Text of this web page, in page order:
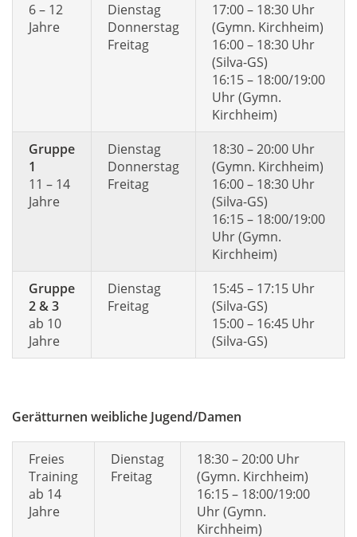
6 – 12
Jahre
Dienstag
Donnerstag
Freitag
17:00 – 18:30 Uhr
(Gymn. Kirchheim)
16:00 – 18:30 Uhr
(Silva-GS)
16:15 – 18:00/19:00
Uhr (Gymn.
Kirchheim)
Gruppe
1
11 – 14
Jahre
Dienstag
Donnerstag
Freitag
18:30 – 20:00 Uhr
(Gymn. Kirchheim)
16:00 – 18:30 Uhr
(Silva-GS)
16:15 – 18:00/19:00
Uhr (Gymn.
Kirchheim)
Gruppe
2 & 3
ab 10
Jahre
Dienstag
Freitag
15:45 – 17:15 Uhr
(Silva-GS)
15:00 – 16:45 Uhr
(Silva-GS)
Gerätturnen weibliche Jugend/Damen
Freies
Training
ab 14
Jahre
Dienstag
Freitag
18:30 – 20:00 Uhr
(Gymn. Kirchheim)
16:15 – 18:00/19:00
Uhr (Gymn.
Kirchheim)